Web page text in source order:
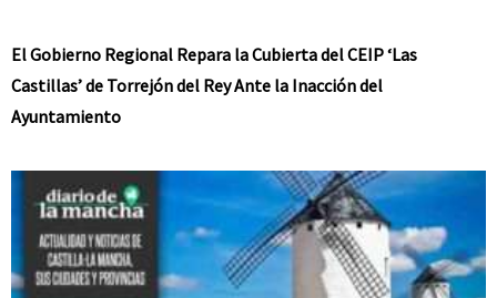
El Gobierno Regional Repara la Cubierta del CEIP ‘Las
Castillas’ de Torrejón del Rey Ante la Inacción del
Ayuntamiento